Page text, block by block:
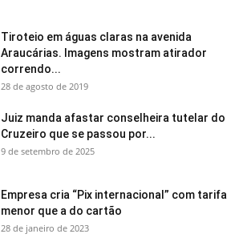
Tiroteio em águas claras na avenida
Araucárias. Imagens mostram atirador
correndo...
28 de agosto de 2019
Juiz manda afastar conselheira tutelar do
Cruzeiro que se passou por...
9 de setembro de 2025
Empresa cria “Pix internacional” com tarifa
menor que a do cartão
28 de janeiro de 2023